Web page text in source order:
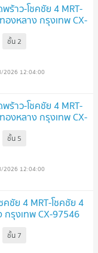
ร้าว-โชคชัย 4 MRT-
องหลาง กรุงเทพ CX-
นที ทีมงานมืออาชีพ
ชั้น2
2026 12:04:00
ร้าว-โชคชัย 4 MRT-
องหลาง กรุงเทพ CX-
นที ทีมงานมืออาชีพ
ชั้น 5
2026 12:04:00
ชัย 4 MRT-โชคชัย 4
กรุงเทพ CX-97546
านมืออาชีพ
ชั้น 7